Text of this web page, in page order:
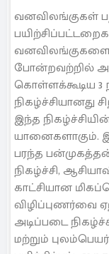
வனவிலங்குகள்
போன்றவற்றில்
கொள்ளக்கூடிய
நிகழ்ச்சியானது
இந்த
யானைகளாகும்.
பரந்த
நிகழ்ச்சி,
காட்சியான
விழிப்புணர்வை
அடிப்படை
மற்றும்